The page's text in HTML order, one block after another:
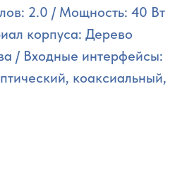
2.0 / Мощность: 40 Вт
корпуса: Дерево
/ Входные интерфейсы:
коаксиальный,